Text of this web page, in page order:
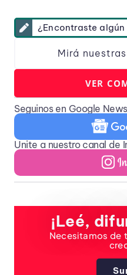
¿Encontraste algún
Mirá
VER
Seguinos en Google
Unite a nuestro canal de
¡Leé,
Necesitamos de